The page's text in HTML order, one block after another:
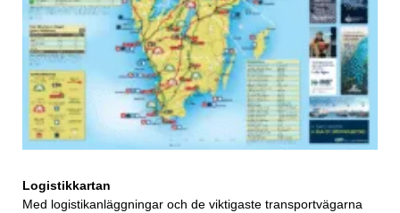
Logistikkartan
Med logistikanläggningar och de viktigaste transportvägarna